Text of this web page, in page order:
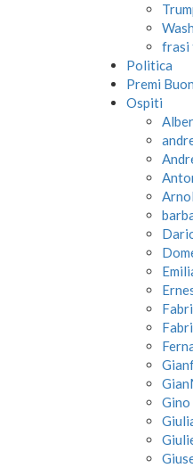
frasi
Politica
Premi
Ospiti
Gino